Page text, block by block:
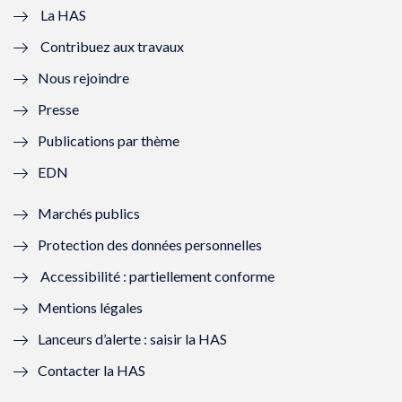
l
l
f
n
ê
t
r
e
)
e
e
n
ê
r
ê
t
e
ê
La HAS
Contribuez aux travaux
Nous rejoindre
Presse
Publications par thème
EDN
Marchés publics
Protection des données personnelles
Accessibilité : partiellement conforme
Mentions légales
Lanceurs d’alerte : saisir la HAS
Contacter la HAS